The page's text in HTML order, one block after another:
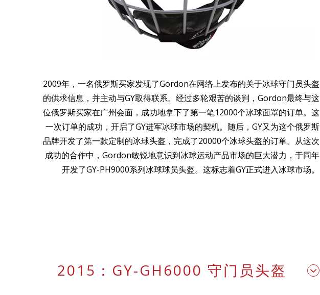
2009年，一名俄罗斯买家发现了Gordon在网络上发布的关于冰球守门员头盔
的供求信息，并主动与GY取得联系。经过多轮艰苦的谈判，Gordon最终与这
位俄罗斯买家在广州会面，成功地拿下了第一笔12000个冰球面罩的订单。这
一次订单的成功，开启了GY进军冰球市场的契机。随后，GY又为这个俄罗斯
品牌开发了第一款定制的冰球头盔，完成了20000个冰球头盔的订单。从这次
成功的合作中，Gordon敏锐地意识到冰球运动产品市场的巨大潜力，于同年
开发了GY-PH9000系列冰球球员头盔。这标志着GY正式进入冰球市场。
2015：GY-GH6000 守门员头盔